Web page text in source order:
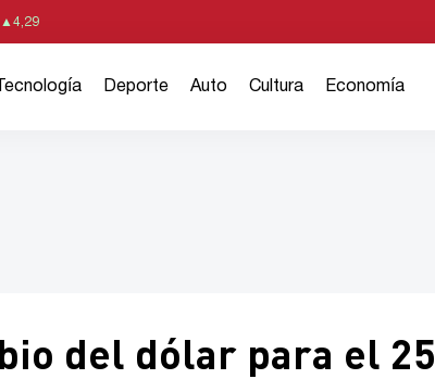
▲ 4,29
Tecnología Deporte Auto Cultura Economía
del dólar para el 25